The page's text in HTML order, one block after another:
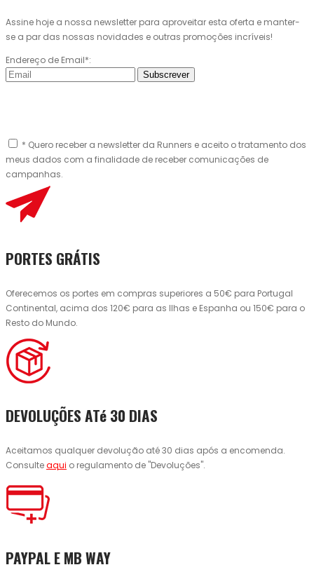
Assine hoje a nossa newsletter para aproveitar esta oferta e manter-
se a par das nossas novidades e outras promoções incríveis!
Endereço de Email*:
Subscrever
* Quero receber a newsletter da Runners e aceito o tratamento dos
meus dados com a finalidade de receber comunicações de
campanhas.
PORTES GRÁTIS
Oferecemos os portes em compras superiores a 50€ para Portugal
Continental, acima dos 120€ para as Ilhas e Espanha ou 150€ para o
Resto do Mundo.
DEVOLUÇÕES ATé 30 DIAS
Aceitamos qualquer devolução até 30 dias após a encomenda.
Consulteaqui o regulamento de "Devoluções".
PAYPAL E MB WAY